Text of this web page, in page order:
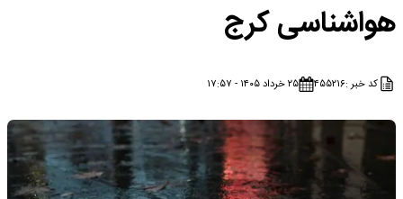
هواشناسی کرج
کد خبر :۴۵۵۲۱۶ ۲۵ خرداد ۱۴۰۵ - ۱۷:۵۷